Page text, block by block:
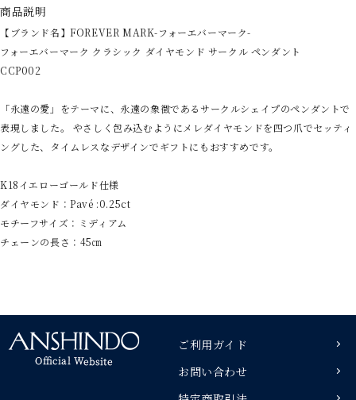
商品説明
【ブランド名】FOREVER MARK-フォーエバーマーク-
フォーエバーマーク クラシック ダイヤモンド サークル ペンダント
CCP002
「永遠の愛」をテーマに、永遠の象徴であるサークルシェイプのペンダントで
表現しました。 やさしく包み込むようにメレダイヤモンドを四つ爪でセッティ
ングした、タイムレスなデザインでギフトにもおすすめです。
K18イエローゴールド仕様
ダイヤモンド：Pavé :0.25ct
モチーフサイズ：ミディアム
チェーンの長さ：45㎝
ご利用ガイド
お問い合わせ